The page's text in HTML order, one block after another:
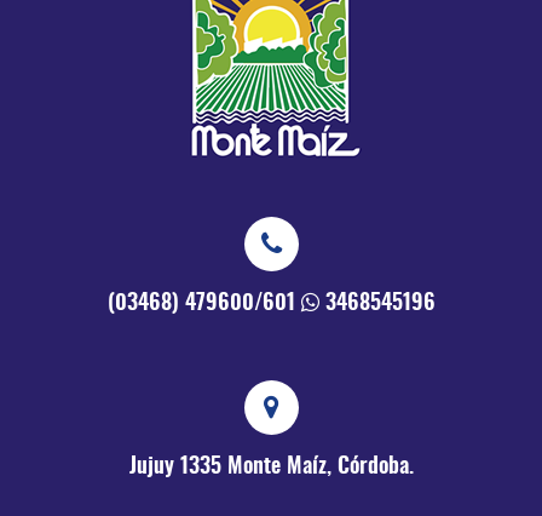
(03468) 479600/601 3468545196
Jujuy 1335 Monte Maíz, Córdoba.